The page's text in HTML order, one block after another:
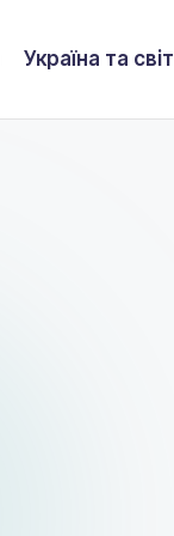
Україна та світ